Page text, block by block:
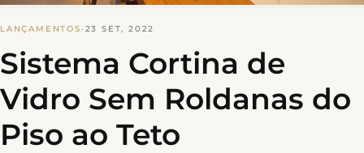
LANÇAMENTOS· 23 SET, 2022
Sistema Cortina de
Vidro Sem Roldanas do
Piso ao Teto